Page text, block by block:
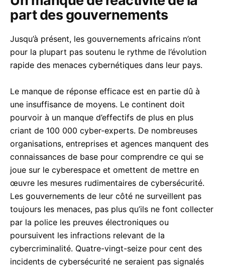
part des gouvernements
Jusqu’à présent, les gouvernements africains n’ont
pour la plupart pas soutenu le rythme de l’évolution
rapide des menaces cybernétiques dans leur pays.
Le manque de réponse efficace est en partie dû à
une insuffisance de moyens. Le continent doit
pourvoir à un manque d’effectifs de plus en plus
criant de 100 000 cyber-experts. De nombreuses
organisations, entreprises et agences manquent des
connaissances de base pour comprendre ce qui se
joue sur le cyberespace et omettent de mettre en
œuvre les mesures rudimentaires de cybersécurité.
Les gouvernements de leur côté ne surveillent pas
toujours les menaces, pas plus qu’ils ne font collecter
par la police les preuves électroniques ou
poursuivent les infractions relevant de la
cybercriminalité. Quatre-vingt-seize pour cent des
incidents de cybersécurité ne seraient pas signalés